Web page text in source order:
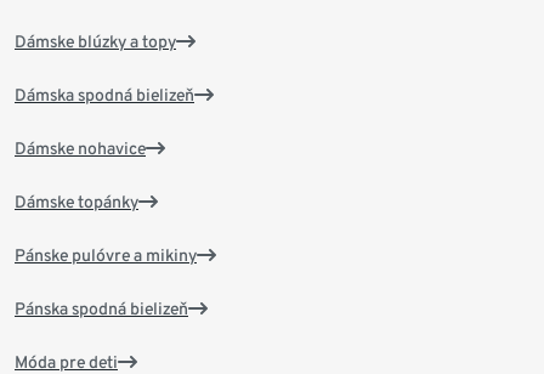
Dámske blúzky a topy
Dámska spodná bielizeň
Dámske nohavice
Dámske topánky
Pánske pulóvre a mikiny
Pánska spodná bielizeň
Móda pre deti